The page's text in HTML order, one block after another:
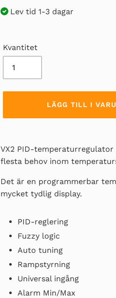
Lev tid 1-3 dagar
Kvantitet
LÄGG TILL I
till
produkten
din
varukorg
VX2 PID-
flesta behov inom
Det är en programmerbar
mycket tydlig display.
PID-reglering
Fuzzy logic
Auto tuning
Rampstyrning
Universal ingång
Alarm Min/Max